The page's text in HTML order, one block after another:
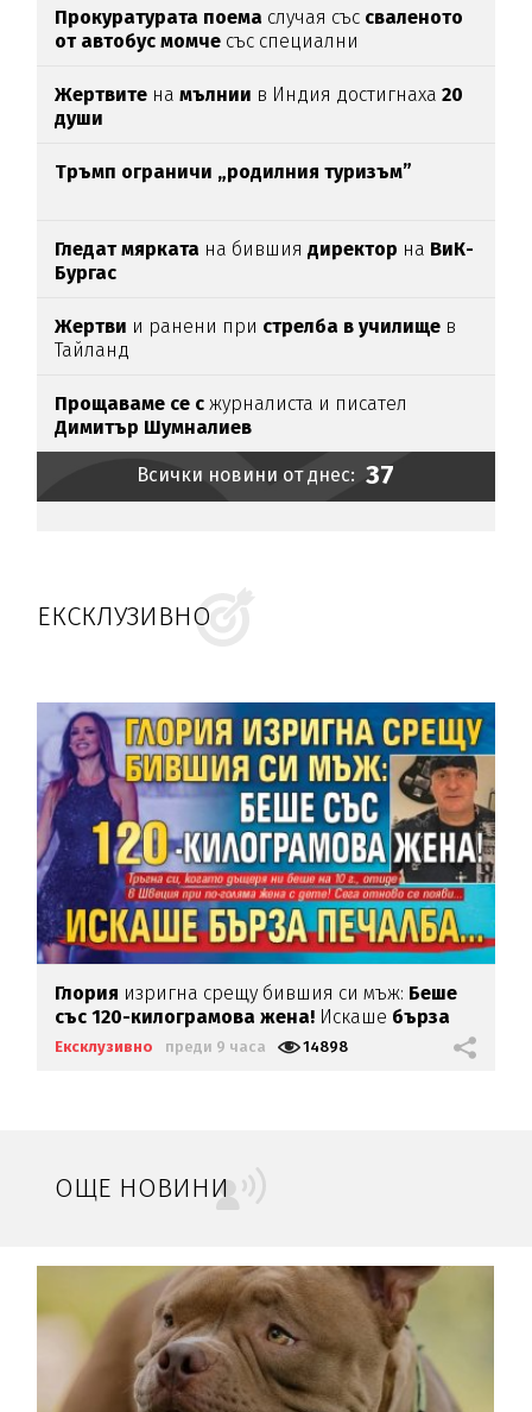
Прокуратурата поема случая със сваленото
от автобус момче със специални
Жертвите намълнии в Индия достигнаха20
души
Тръмп ограничи „родилния туризъм”
Гледат мярката на бившиядиректор на ВиК-
Бургас
Жертви и ранени при стрелба в училище в
Тайланд
Прощаваме се с журналиста и писател
Димитър Шумналиев
Всички новини от днес: 37
ЕКСКЛУЗИВНО
Глория изригна срещу бившия си мъж: Беше
със 120-килограмова жена! Искаше бърза
печалба...
Ексклузивно преди 9 часа 14898
ОЩЕ НОВИНИ